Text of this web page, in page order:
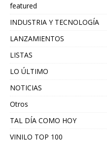
featured
INDUSTRIA Y TECNOLOGÍA
LANZAMIENTOS
LISTAS
LO ÚLTIMO
NOTICIAS
Otros
TAL DÍA COMO HOY
VINILO TOP 100